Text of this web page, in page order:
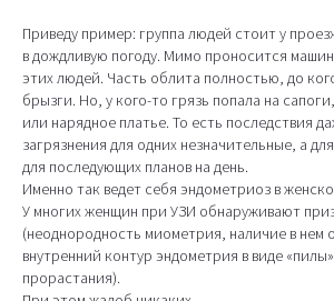
Приведу пример: группа людей стоит у
в дождливую погоду. Мимо проносится
этих людей. Часть облита полностью, до
брызги. Но, у кого-то грязь попала на
или нарядное платье. То есть последствия
загрязнения для одних незначительные, а
для последующих планов на день.
Именно так ведет себя эндометриоз в
У многих женщин при УЗИ обнаруживают
(неоднородность миометрия, наличие в нем
внутренний контур эндометрия в виде
прорастания).